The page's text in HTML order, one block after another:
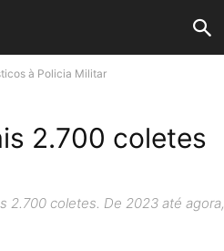
à Policia Militar
2.700 coletes
2.700 coletes. De 2023 até agora,